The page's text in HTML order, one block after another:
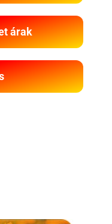
árak